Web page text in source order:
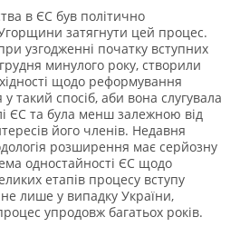
в ЄС був політично
затягнути цей процес.
узгодженні початку вступних
минулого року, створили
щодо реформування
такий спосіб, аби вона слугувала
ЄС та була менш залежною від
його членів. Недавня
розширення має серйозну
одностайності ЄС щодо
етапів процесу вступу
лише у випадку України,
упродовж багатьох років.